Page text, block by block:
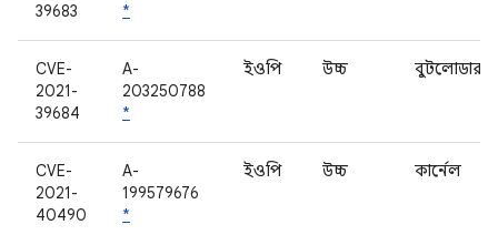
39683
*
CVE-
2021-
39684
A-
203250788
*
ইওপি উচ্চ বুটলোডার
CVE-
2021-
40490
A-
199579676
*
ইওপি উচ্চ কার্নেল